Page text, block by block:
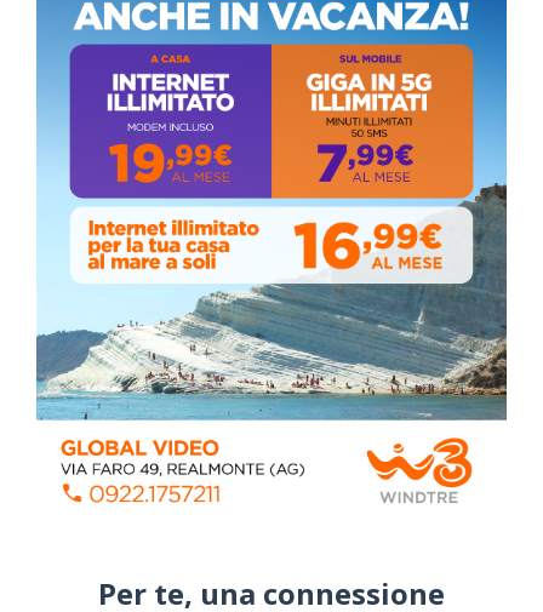
Per te, una connessione
Stefano Bissi entra nella Strada degli
Scrittori, celebrazione a Siculiana (VIDEO)
Giovedì, Luglio 30, 2026
La pandemia covid nella provincia agrigentina,
i dati in dettaglio
Lunedì, Luglio 05, 2021
Stefano Bissi entra nella Strada degli